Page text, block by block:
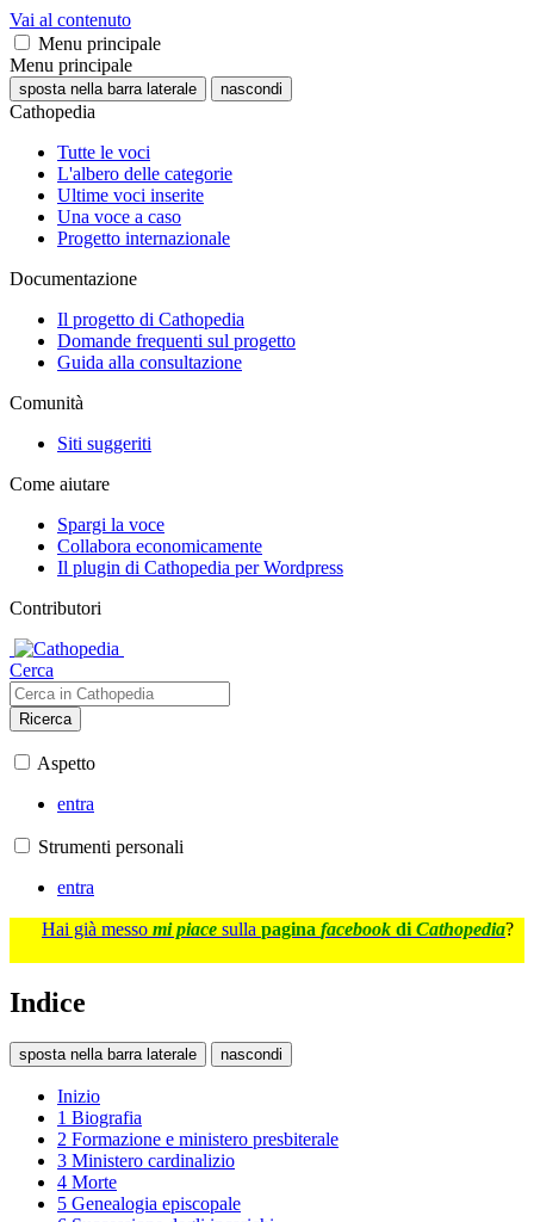
Vai al contenuto
Menu principale
Menu principale
sposta nella barra laterale nascondi
Cathopedia
Tutte le voci
L'albero delle categorie
Ultime voci inserite
Una voce a caso
Progetto internazionale
Documentazione
Il progetto di Cathopedia
Domande frequenti sul progetto
Guida alla consultazione
Comunità
Siti suggeriti
Come aiutare
Spargi la voce
Collabora economicamente
Il plugin di Cathopedia per Wordpress
Contributori
Cerca
Ricerca
Aspetto
entra
Strumenti personali
entra
Hai già messo mi piace sulla pagina facebook di Cathopedia?
Indice
sposta nella barra laterale nascondi
Inizio
1 Biografia
2 Formazione e ministero presbiterale
3 Ministero cardinalizio
4 Morte
5 Genealogia episcopale